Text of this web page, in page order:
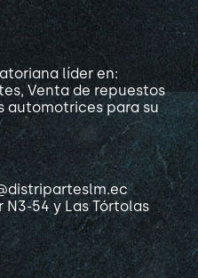
líder en:
Venta de repuestos
automotrices para su
54 y Las Tórtolas